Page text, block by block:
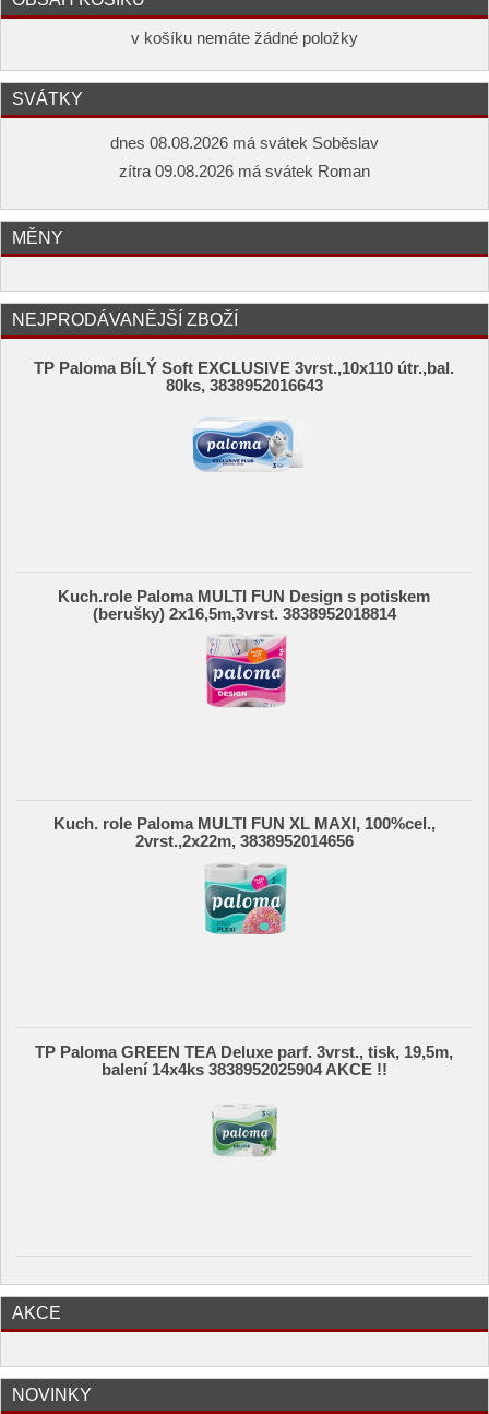
v košíku nemáte žádné položky
SVÁTKY
dnes 08.08.2026 má svátek Soběslav
zítra 09.08.2026 má svátek Roman
MĚNY
NEJPRODÁVANĚJŠÍ ZBOŽÍ
TP Paloma BÍLÝ Soft EXCLUSIVE 3vrst.,10x110 útr.,bal.
80ks, 3838952016643
Kuch.role Paloma MULTI FUN Design s potiskem
(berušky) 2x16,5m,3vrst. 3838952018814
Kuch. role Paloma MULTI FUN XL MAXI, 100%cel.,
2vrst.,2x22m, 3838952014656
TP Paloma GREEN TEA Deluxe parf. 3vrst., tisk, 19,5m,
balení 14x4ks 3838952025904 AKCE !!
AKCE
NOVINKY